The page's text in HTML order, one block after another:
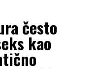
često
kao